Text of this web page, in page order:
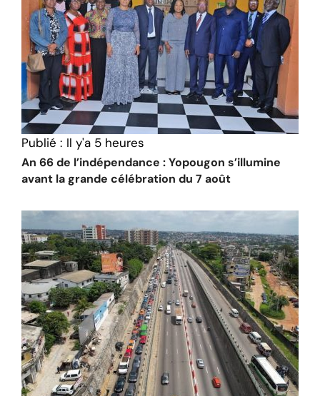
Publié : Il y'a 5 heures
An 66 de l’indépendance : Yopougon s’illumine
avant la grande célébration du 7 août